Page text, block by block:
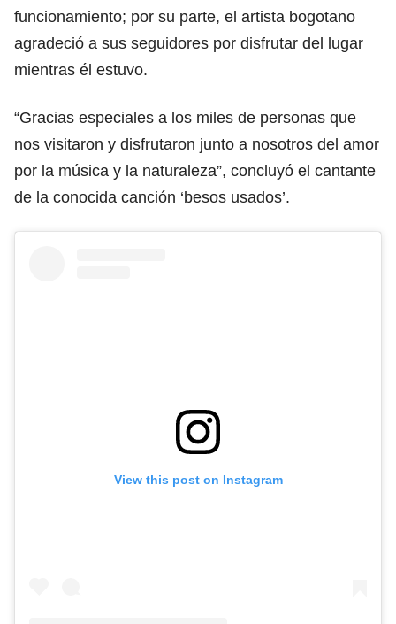
funcionamiento; por su parte, el artista bogotano
agradeció a sus seguidores por disfrutar del lugar
mientras él estuvo.
“Gracias especiales a los miles de personas que
nos visitaron y disfrutaron junto a nosotros del amor
por la música y la naturaleza”, concluyó el cantante
de la conocida canción ‘besos usados’.
View this post on Instagram